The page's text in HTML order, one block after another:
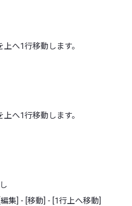
へ1行移動します。
へ1行移動します。
集] - [移動] - [1行上へ移動]